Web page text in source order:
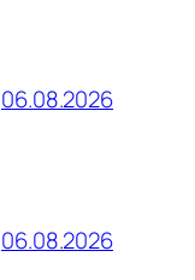
06.08.2026
06.08.2026